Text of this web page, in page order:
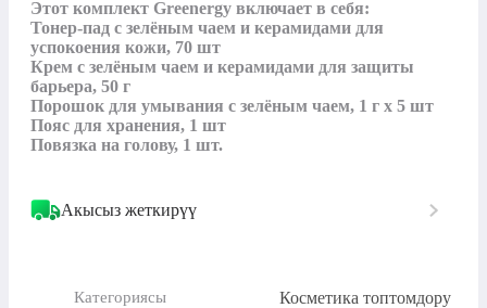
Этот комплект Greenergy включает в себя:
Тонер-пад с зелёным чаем и керамидами для
успокоения кожи, 70 шт
Крем с зелёным чаем и керамидами для защиты
барьера, 50 г
Порошок для умывания с зелёным чаем, 1 г x 5 шт
Пояс для хранения, 1 шт
Повязка на голову, 1 шт.
Акысыз жеткирүү
Категориясы Косметика топтомдору